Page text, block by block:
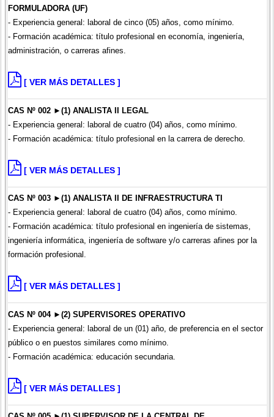
FORMULADORA (UF)
- Experiencia general: laboral de cinco (05) años, como mínimo.
- Formación académica: título profesional en economía, ingeniería,
administración, o carreras afines.
[ VER MÁS DETALLES ]
CAS Nº 002 ►(1) ANALISTA II LEGAL
- Experiencia general: laboral de cuatro (04) años, como mínimo.
- Formación académica: título profesional en la carrera de derecho.
[ VER MÁS DETALLES ]
CAS Nº 003 ►(1) ANALISTA II DE INFRAESTRUCTURA TI
- Experiencia general: laboral de cuatro (04) años, como mínimo.
- Formación académica: título profesional en ingeniería de sistemas,
ingeniería informática, ingeniería de software y/o carreras afines por la
formación profesional.
[ VER MÁS DETALLES ]
CAS Nº 004 ►(2) SUPERVISORES OPERATIVO
- Experiencia general: laboral de un (01) año, de preferencia en el sector
público o en puestos similares como mínimo.
- Formación académica: educación secundaria.
[ VER MÁS DETALLES ]